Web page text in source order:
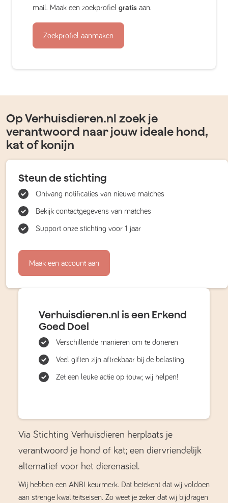
mail. Maak een zoekprofiel gratis aan.
Zoekprofiel aanmaken
Op Verhuisdieren.nl zoek je
verantwoord naar jouw ideale hond,
kat of konijn
Steun de stichting
Ontvang notificaties van nieuwe matches
Bekijk contactgegevens van matches
Support onze stichting voor 1 jaar
Maak een account aan
Verhuisdieren.nl is een Erkend
Goed Doel
Verschillende manieren om te doneren
Veel giften zijn aftrekbaar bij de belasting
Zet een leuke actie op touw; wij helpen!
Via Stichting Verhuisdieren herplaats je
verantwoord je hond of kat; een diervriendelijk
alternatief voor het dierenasiel.
Wij hebben een ANBI keurmerk. Dat betekent dat wij voldoen
aan strenge kwaliteitseisen. Zo weet je zeker dat wij bijdragen